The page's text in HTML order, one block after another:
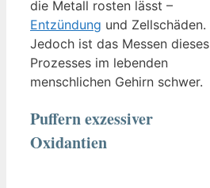
die Metall rosten lässt –
Entzündung und Zellschäden.
Jedoch ist das Messen dieses
Prozesses im lebenden
menschlichen Gehirn schwer.
Puffern exzessiver
Oxidantien